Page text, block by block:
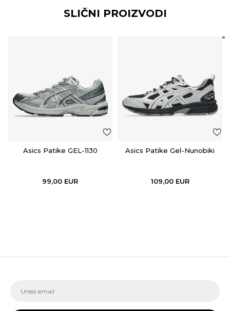
SLIČNI PROIZVODI
Asics Patike GEL-1130
99,00 EUR
Asics Patike Gel-Nunobiki
109,00 EUR